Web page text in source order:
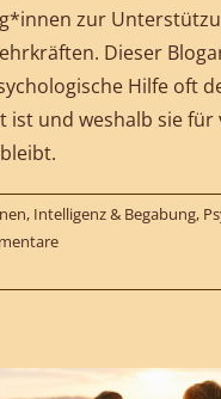
zur
Dieser
Hilfe oft
ist und weshalb sie für
Intelligenz & Begabung,